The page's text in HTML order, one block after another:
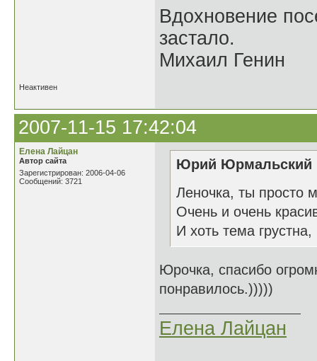
Вдохновение
застало.
Михаил Генин
Неактивен
2007-11-15 17:42:04
Елена Лайцан
Автор сайта
Зарегистрирован: 2006-04-06
Сообщений: 3721
Юрий Юрмальский
Леночка, ты просто
Очень и очень
И хоть тема
Юрочка, спасибо
понравилось.)))))
Елена Лайцан